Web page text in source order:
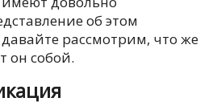
об этом
рассмотрим, что же
он собой.